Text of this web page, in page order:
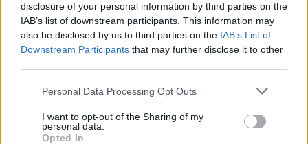
disclosure of your personal information by third parties on the
IAB’s list of downstream participants. This information may
also be disclosed by us to third parties on the IAB’s List of
Downstream Participants that may further disclose it to other
Personal Data Processing Opt Outs
I want to opt-out of the Sharing of my
personal data.
Opted In
Ακολουθήστε το E-Radio.gr στοGoogle News
και μάθετε πρώτοι τα πιο hot νέα .
Ακολουθήστε το E-Radio.gr και στο Instagram